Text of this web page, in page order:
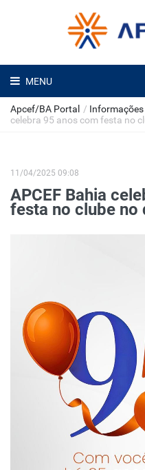
MENU
Apcef/BA Portal / Informações
celebra 95 anos com festa no
11/04/2025 09:08
APCEF Bahia
festa no clube no